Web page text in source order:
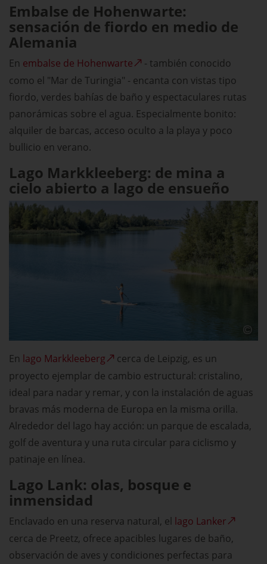
Embalse de Hohenwarte:
sensación de fiordo en medio de
Alemania
En embalse de Hohenwarte
- también conocido
como el "Mar de Turingia" - encanta con vistas tipo
fiordo, verdes bahías de baño y espectaculares rutas
panorámicas sobre el agua. Especialmente bonito:
alquiler de barcas, acceso oculto a la playa y poco
bullicio en verano.
Lago Markkleeberg: de mina a
cielo abierto a lago de ensueño
En lago Markkleeberg
cerca de Leipzig, es un
proyecto ejemplar de cambio estructural: cristalino,
ideal para nadar y remar, y con la instalación de aguas
bravas más moderna de Europa en la misma orilla.
Alrededor del lago hay acción: un parque de escalada,
golf de aventura y una ruta circular para ciclismo y
patinaje en línea.
Lago Lank: olas, bosque e
inmensidad
Enclavado en una reserva natural, el lago Lanker
cerca de Preetz, ofrece apacibles lugares de baño,
observación de aves y condiciones perfectas para